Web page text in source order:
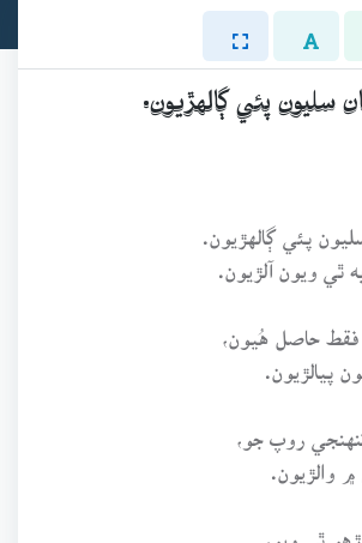
سليون پئي ڳالهڙيون.
پئي ڳالهڙيون.
ٿي ويون آلڙيون.
حاصل هُيون،
پيالڙيون.
روپ جو،
والڙيون.
ٿي ويو،